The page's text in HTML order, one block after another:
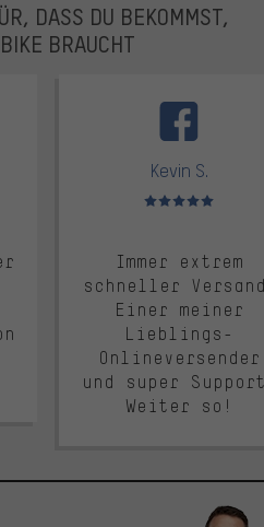
DASS DU BEKOMMST,
BRAUCHT
Kevin S.
Bewertungen: 5 von 5
Immer extrem
schneller
Einer meiner
Lieblings-
Onlineversender
und super
Weiter so!